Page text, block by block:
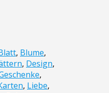
, Blume,
, Design,
,
, Liebe,